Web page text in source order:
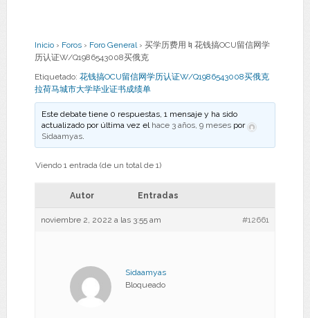
Inicio › Foros › Foro General › 买学历费用♮花钱搞OCU留信网学
历认证W/Q1986543008买俄克
Etiquetado: 花钱搞OCU留信网学历认证W/Q1986543008买俄克
拉荷马城市大学毕业证书成绩单
Este debate tiene 0 respuestas, 1 mensaje y ha sido
actualizado por última vez el hace 3 años, 9 meses por
Sidaamyas.
Viendo 1 entrada (de un total de 1)
Autor Entradas
noviembre 2, 2022 a las 3:55 am #12661
Sidaamyas
Bloqueado